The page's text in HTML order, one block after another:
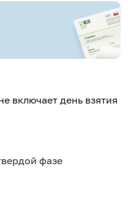
включает день взятия
фазе